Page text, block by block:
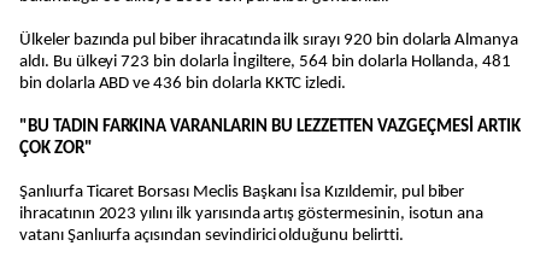
Ülkeler bazında pul biber ihracatında ilk sırayı 920 bin dolarla Almanya
aldı. Bu ülkeyi 723 bin dolarla İngiltere, 564 bin dolarla Hollanda, 481
bin dolarla ABD ve 436 bin dolarla KKTC izledi.
"BU TADIN FARKINA VARANLARIN BU LEZZETTEN VAZGEÇMESİ ARTIK
ÇOK ZOR"
Şanlıurfa Ticaret Borsası Meclis Başkanı İsa Kızıldemir, pul biber
ihracatının 2023 yılını ilk yarısında artış göstermesinin, isotun ana
vatanı Şanlıurfa açısından sevindirici olduğunu belirtti.